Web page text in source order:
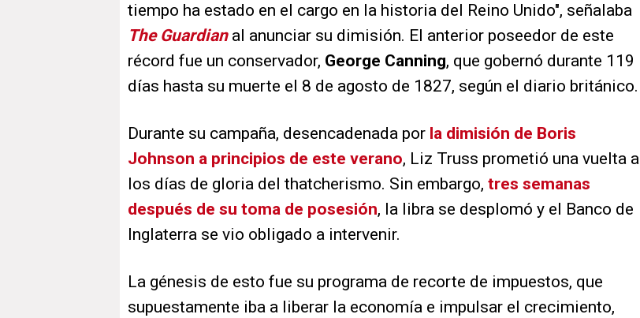
tiempo ha estado en el cargo en la historia del Reino Unido", señalaba
The Guardian al anunciar su dimisión. El anterior poseedor de este
récord fue un conservador, George Canning, que gobernó durante 119
días hasta su muerte el 8 de agosto de 1827, según el diario británico.
Durante su campaña, desencadenada por la dimisión de Boris
Johnson a principios de este verano, Liz Truss prometió una vuelta a
los días de gloria del thatcherismo. Sin embargo, tres semanas
después de su toma de posesión, la libra se desplomó y el Banco de
Inglaterra se vio obligado a intervenir.
La génesis de esto fue su programa de recorte de impuestos, que
supuestamente iba a liberar la economía e impulsar el crecimiento,